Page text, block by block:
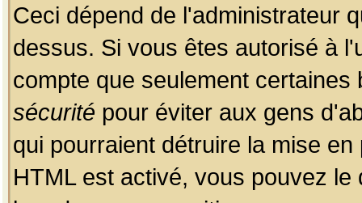
Ceci dépend de l'administrateur
dessus. Si vous êtes autorisé à
compte que seulement
sécurité pour éviter aux gens
qui pourraient détruire la mise
HTML est activé, vous pouvez